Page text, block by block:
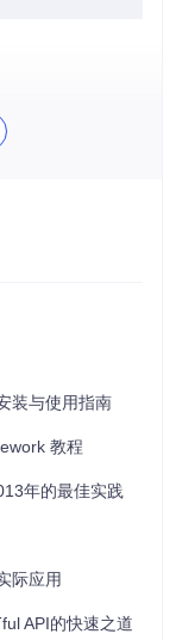
装与使用指南
教程
年的最佳实践
际应用
API的快速之道